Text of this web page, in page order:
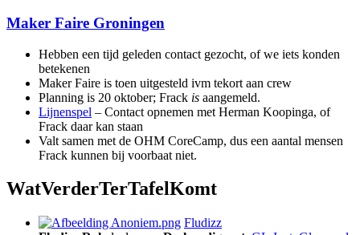
Maker Faire Groningen
Hebben een tijd geleden contact gezocht, of we iets konden
betekenen
Maker Faire is toen uitgesteld ivm tekort aan crew
Planning is 20 oktober; Frack is aangemeld.
Lijnenspel – Contact opnemen met Herman Koopinga, of
Frack daar kan staan
Valt samen met de OHM CoreCamp, dus een aantal mensen
Frack kunnen bij voorbaat niet.
WatVerderTerTafelKomt
Fludizz